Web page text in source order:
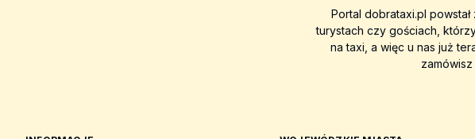
Portal dobrataxi.pl
turystach czy gościach,
na taxi, a więc u nas już